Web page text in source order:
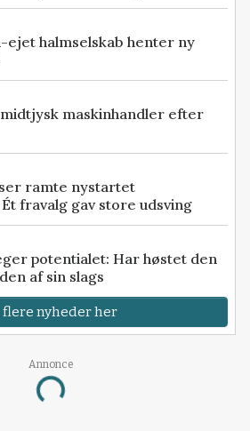
ejet halmselskab henter ny
maskinhandler efter
ramte nystartet
fravalg gav store udsving
potentialet: Har høstet den
af sin slags
flere nyheder her
Annonce
Loading...